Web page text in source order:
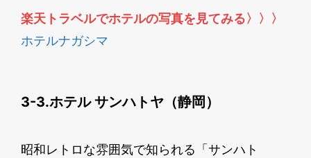
楽天トラベルでホテルの写真を見てみる〉〉〉
ホテルナガシマ
3-3.ホテル サンハトヤ（静岡）
昭和レトロな雰囲気で知られる「サンハト